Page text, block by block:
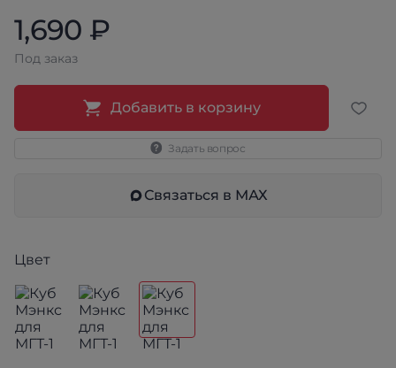
1,690 ₽
Под заказ
Добавить в корзину
Задать вопрос
Связаться в МАХ
Цвет